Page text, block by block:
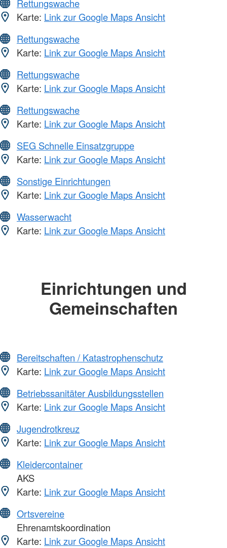
Rettungswache
Karte: Link zur Google Maps Ansicht
Rettungswache
Karte: Link zur Google Maps Ansicht
Rettungswache
Karte: Link zur Google Maps Ansicht
Rettungswache
Karte: Link zur Google Maps Ansicht
SEG Schnelle Einsatzgruppe
Karte: Link zur Google Maps Ansicht
Sonstige Einrichtungen
Karte: Link zur Google Maps Ansicht
Wasserwacht
Karte: Link zur Google Maps Ansicht
Einrichtungen und
Gemeinschaften
Bereitschaften / Katastrophenschutz
Karte: Link zur Google Maps Ansicht
Betriebssanitäter Ausbildungsstellen
Karte: Link zur Google Maps Ansicht
Jugendrotkreuz
Karte: Link zur Google Maps Ansicht
Kleidercontainer
AKS
Karte: Link zur Google Maps Ansicht
Ortsvereine
Ehrenamtskoordination
Karte: Link zur Google Maps Ansicht